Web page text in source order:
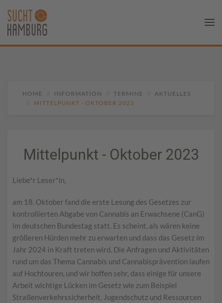
HOME INFORMATION TERMINE
AKTUELLES
MITTELPUNKT - OKTOBER 2023
Mittelpunkt - Oktober 2023
Liebe*r Leser*in,
am 18. Oktober fand die erste Lesung des Gesetzes zur
kontrollierten Abgabe von Cannabis an Erwachsene (CanG)
im deutschen Bundestag statt. Es scheint, als wären keine
größeren Hürden mehr zu erwarten und dass das Gesetz im
Jahr 2024 in Kraft treten wird. Die Anfragen und Aktivitäten
rund um das Thema Cannabis und Cannabisprävention laufen
auf Hochtouren, und wir hoffen sehr, dass einige für unsere
Arbeit wichtige Lücken im Gesetz wie zum Beispiel
Straßenverkehrssicherheit, Jugendschutz und Ressourcen